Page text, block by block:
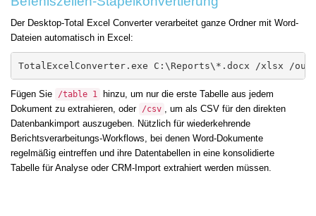
Der Desktop-Total Excel Converter verarbeitet ganze Ordner mit Word-
Dateien automatisch in Excel:
TotalExcelConverter.exe C:\Reports\*.docx /xlsx /out
Fügen Sie /table 1
hinzu, um nur die erste Tabelle aus jedem
Dokument zu extrahieren, oder /csv , um als CSV für den direkten
Datenbankimport auszugeben. Nützlich für wiederkehrende
Berichtsverarbeitungs-Workflows, bei denen Word-Dokumente
regelmäßig eintreffen und ihre Datentabellen in eine konsolidierte
Tabelle für Analyse oder CRM-Import extrahiert werden müssen.